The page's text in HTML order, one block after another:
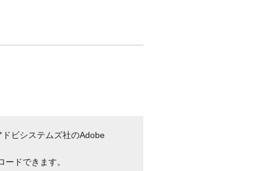
ビシステムズ社のAdobe
ードできます。